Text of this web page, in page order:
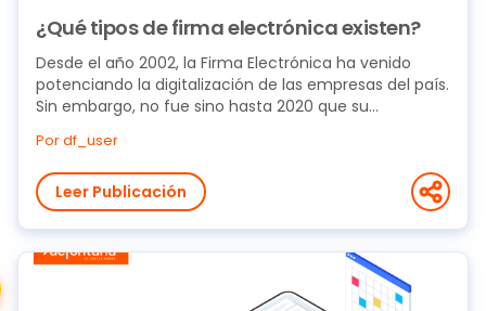
¿Qué tipos de firma electrónica existen?
Desde el año 2002, la Firma Electrónica ha venido
potenciando la digitalización de las empresas del país.
Sin embargo, no fue sino hasta 2020 que su...
Por df_user
Leer Publicación